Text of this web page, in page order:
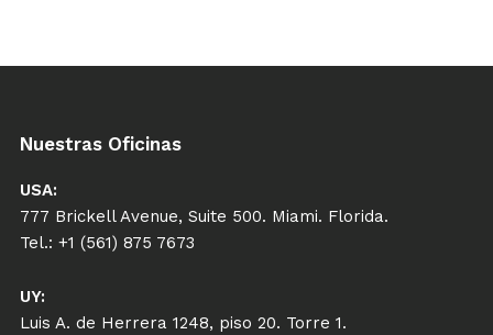
Nuestras Oficinas
USA:
777 Brickell Avenue, Suite 500. Miami. Florida.
Tel.: +1 (561) 875 7673
UY:
Luis A. de Herrera 1248, piso 20. Torre 1.